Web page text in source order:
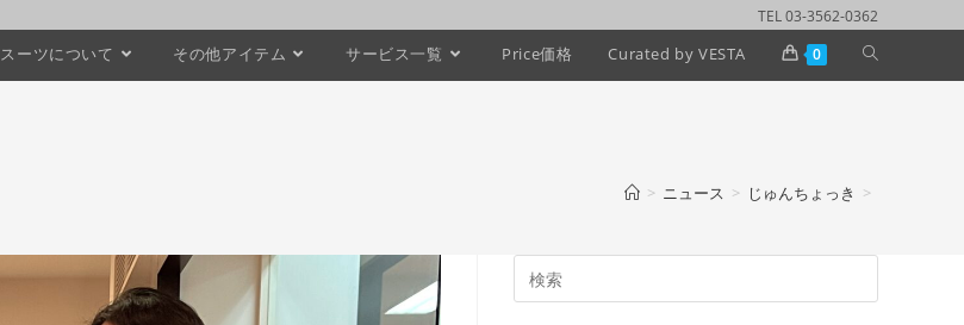
TEL 03-3562-0362
スーツについて その他アイテム サービス一覧 Price価格 Curated by VESTA 0
> ニュース > じゅんちょっき >